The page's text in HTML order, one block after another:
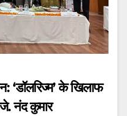
‘डॉलरिज्म’ के खिलाफ
नंद कुमार